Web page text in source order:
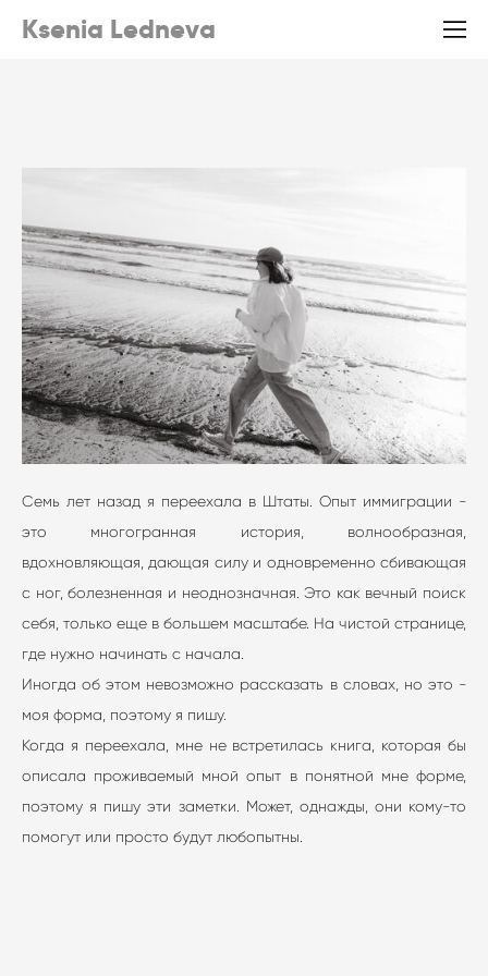
Ksenia Ledneva
Семь лет назад я переехала в Штаты. Опыт иммиграции -
это многогранная история, волнообразная,
вдохновляющая, дающая силу и одновременно сбивающая
с ног, болезненная и неоднозначная. Это как вечный поиск
себя, только еще в большем масштабе. На чистой странице,
где нужно начинать с начала.
Иногда об этом невозможно рассказать в словах, но это -
моя форма, поэтому я пишу.
Когда я переехала, мне не встретилась книга, которая бы
описала проживаемый мной опыт в понятной мне форме,
поэтому я пишу эти заметки. Может, однажды, они кому-то
помогут или просто будут любопытны.